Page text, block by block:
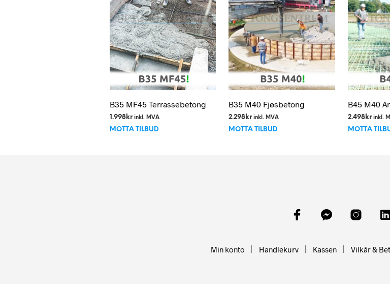
B35 MF45 Terrassebetong
1.998kr inkl. MVA
MOTTA TILBUD
B35 M40 Fjøsbetong
2.298 kr inkl. MVA
MOTTA TILBUD
B45 M40
2.498kr inkl.
MOTTA
Min konto Handlekurv Kassen Vilkår &